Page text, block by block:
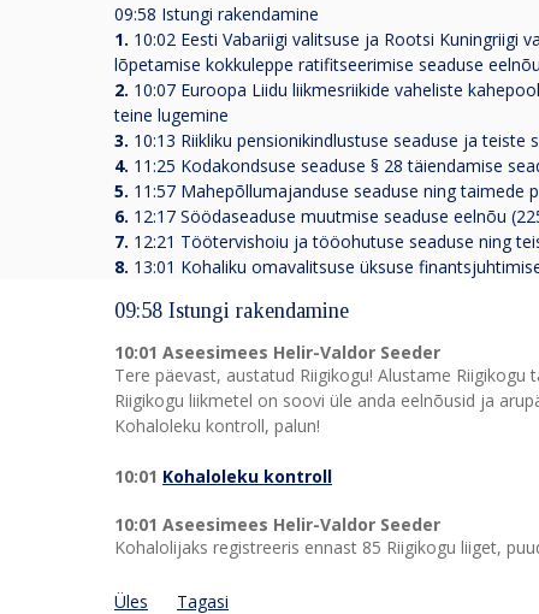
09:58 Istungi rakendamine
1. 10:02 Eesti Vabariigi valitsuse ja Rootsi Kuningriigi
lõpetamise kokkuleppe ratifitseerimise seaduse
2. 10:07 Euroopa Liidu liikmesriikide vaheliste
teine lugemine
3. 10:13 Riikliku pensionikindlustuse seaduse ja
4. 11:25 Kodakondsuse seaduse § 28 täiendamise
5. 11:57 Mahepõllumajanduse seaduse ning taimede
6. 12:17 Söödaseaduse muutmise seaduse eelnõu
7. 12:21 Töötervishoiu ja tööohutuse seaduse ning
8. 13:01 Kohaliku omavalitsuse üksuse
09:58 Istungi rakendamine
10:01 Aseesimees Helir-Valdor Seeder
Tere päevast, austatud Riigikogu! Alustame
Riigikogu liikmetel on soovi üle anda eelnõusid ja
Kohaloleku kontroll, palun!
10:01 Kohaloleku kontroll
10:01 Aseesimees Helir-Valdor Seeder
Kohalolijaks registreeris ennast 85 Riigikogu liiget,
Üles Tagasi